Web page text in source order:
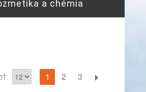
a chémia
1 2 3